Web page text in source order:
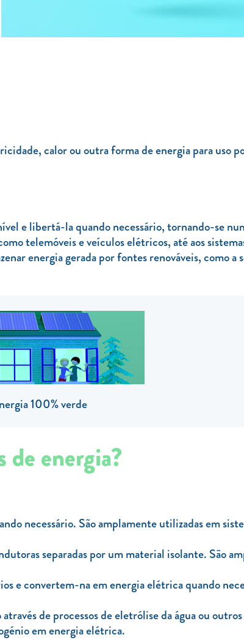
calor ou outra forma de energia para uso
e libertá-la quando necessário, tornando-se
telemóveis e veículos elétricos, até aos
energia gerada por fontes renováveis, como a
100% verde
de energia?
necessário. São amplamente utilizadas em
separadas por um material isolante. São
e convertem-na em energia elétrica quando
de processos de eletrólise da água ou
em energia elétrica.